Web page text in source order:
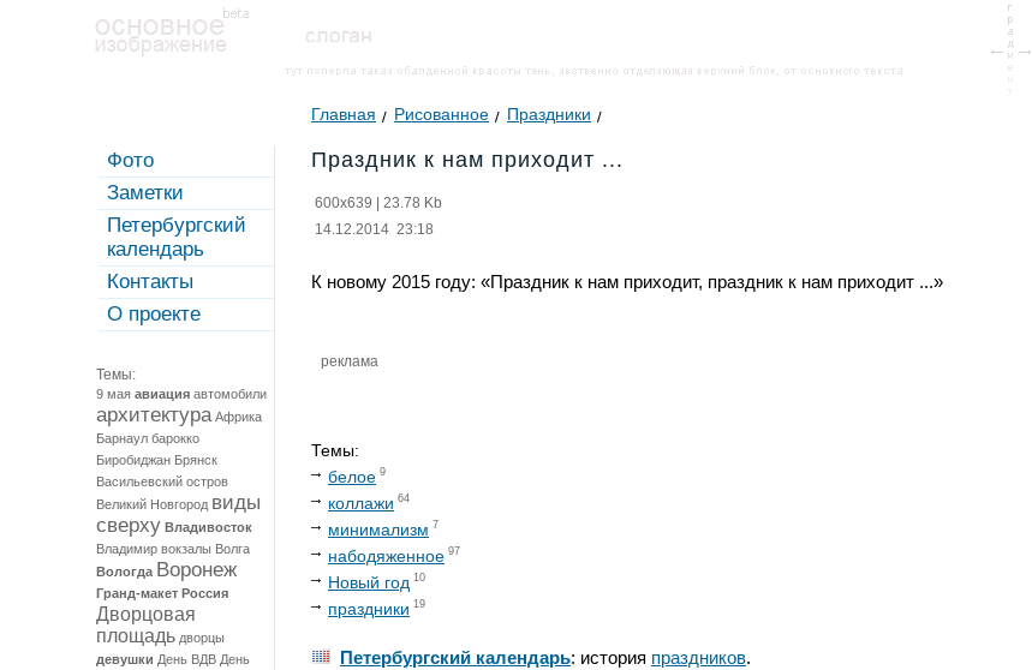
Фото
Заметки
Петербургский
календарь
Контакты
О проекте
Темы:
9 мая авиация автомобили
архитектура Африка
Барнаул барокко
Биробиджан Брянск
Васильевский остров
Великий Новгород виды
сверху Владивосток
Владимир вокзалы Волга
Вологда Воронеж
Гранд-макет Россия
Дворцовая
площадь дворцы
девушки День ВДВ День
Главная Рисованное Праздники
Праздник к нам приходит ...
600x639
23.78 Kb
14.12.2014 23:18
К новому 2015 году: «Праздник к нам приходит, праздник к нам приходит ...»
реклама
Темы:
белое 9
коллажи 64
минимализм 7
набодяженное 97
Новый год 10
праздники 19
Петербургский календарь: история праздников.